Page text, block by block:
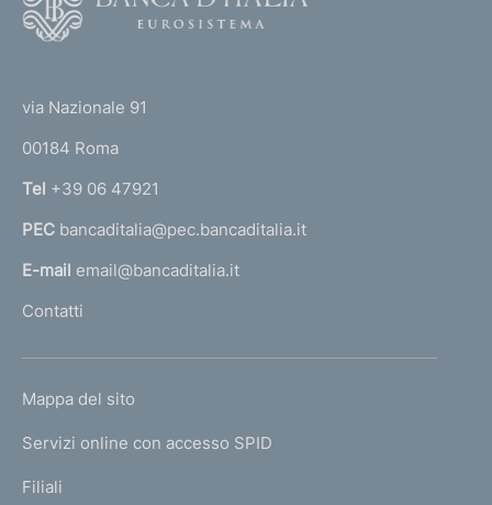
r
n
a
l
'
m
e
a
via Nazionale 91
00184 Roma
Tel +39 06 47921
PEC bancaditalia@pec.bancaditalia.it
E-mail email@bancaditalia.it
Contatti
L
N
K
Mappa del sito
Servizi online con accesso SPID
Filiali